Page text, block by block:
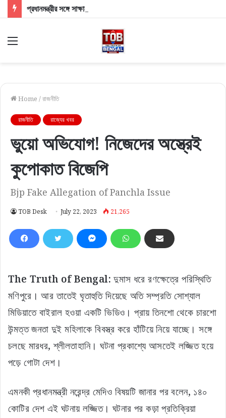
Menu
Home /রাজনীতি
রাজনীতি রাজ্যের খবর
ভুয়ো অভিযোগ! নিজেদের অস্ত্রেই
কুপোকাত বিজেপি
Bjp Fake Allegation of Panchla Issue
TOB Desk July 22, 2023 21,265
The Truth of Bengal: দুমাস ধরে রণক্ষেত্রে পরিস্থিতি
মণিপুরে। আর তাতেই ঘৃতাহুতি দিয়েছে অতি সম্প্রতি সোশ্যাল
মিডিয়াতে বাইরাল হওয়া একটি ভিডিও। প্রায় তিনশো থেকে চারশো
উন্মত্ত জনতা দুই মহিলাকে বিবস্ত্র করে হাঁটিয়ে নিয়ে যাচ্ছে। সঙ্গে
চলছে মারধর, শ্লীলতাহানি। ঘটনা প্রকাশ্যে আসতেই লজ্জিত হয়ে
পড়ে গোটা দেশ।
এমনকী প্রধানমন্ত্রী নরেন্দ্র মেদিও বিষয়টি জানার পর বলেন, ১৪০
কোটির দেশ এই ঘটনায় লজ্জিত। ঘটনার পর কড়া প্রতিক্রিয়া